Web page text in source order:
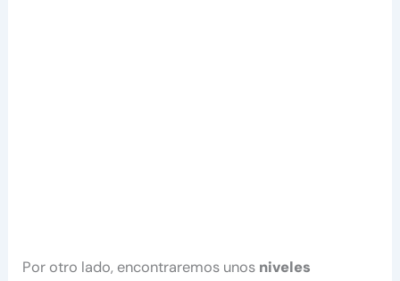
Por otro lado, encontraremos unos niveles